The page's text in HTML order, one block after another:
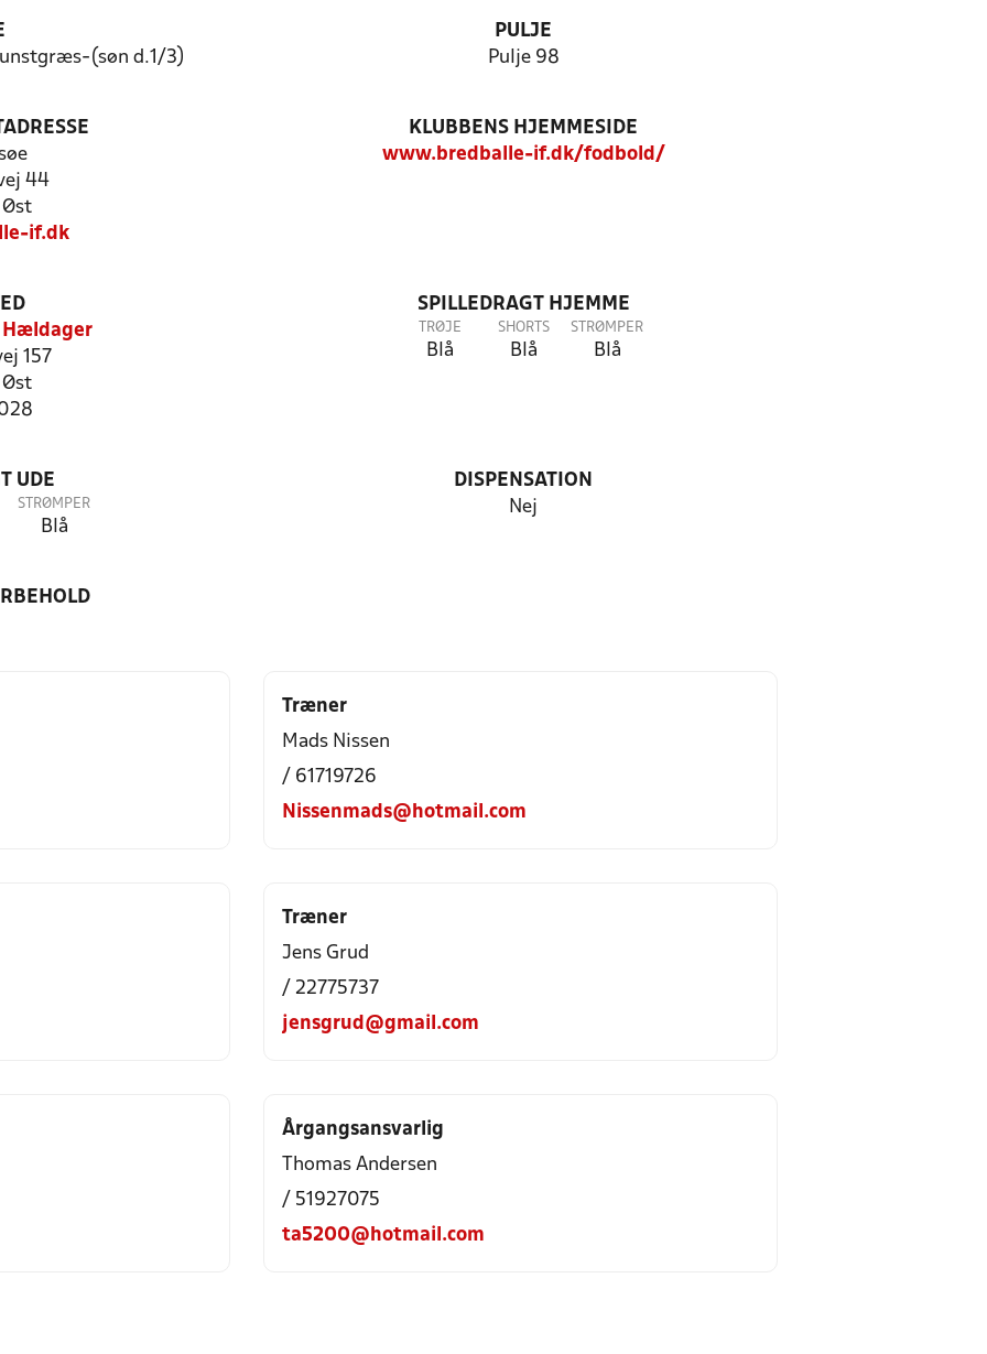
(søn d.1/3)
PULJE
Pulje 98
44
Øst
if.dk
KLUBBENS HJEMMESIDE
www.bredballe-if.dk/fodbold/
Hældager
157
Øst
SPILLEDRAGT HJEMME
TRØJE
Blå
SHORTS
Blå
STRØMPER
Blå
UDE
STRØMPER
Blå
DISPENSATION
Nej
Træner
Mads Nissen
/ 61719726
Nissenmads@hotmail.com
Træner
Jens Grud
/ 22775737
jensgrud@gmail.com
Årgangsansvarlig
Thomas Andersen
/ 51927075
ta5200@hotmail.com